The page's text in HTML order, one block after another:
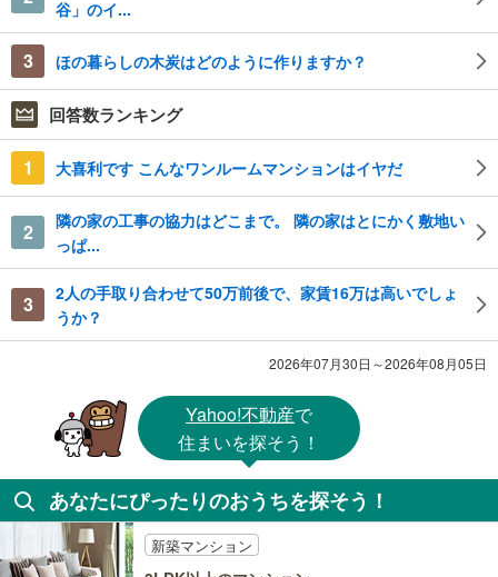
谷」のイ...
3 ほの暮らしの木炭はどのように作りますか？
回答数ランキング
1 大喜利です こんなワンルームマンションはイヤだ
2
隣の家の工事の協力はどこまで。 隣の家はとにかく敷地い
っぱ...
3
2人の手取り合わせて50万前後で、家賃16万は高いでしょ
うか？
2026年07月30日～2026年08月05日
Yahoo!不動産で
住まいを探そう！
あなたにぴったりのおうちを探そう！
新築マンション